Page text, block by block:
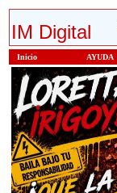
IM Digital
Inicio AYUDA